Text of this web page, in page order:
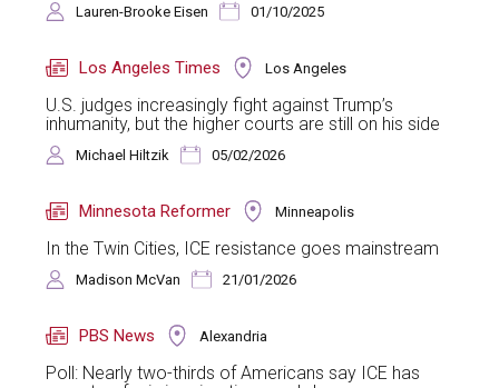
Lauren-Brooke Eisen 01/10/2025
Los Angeles Times Los Angeles
U.S. judges increasingly fight against Trump’s
inhumanity, but the higher courts are still on his side
Michael Hiltzik 05/02/2026
Minnesota Reformer Minneapolis
In the Twin Cities, ICE resistance goes mainstream
Madison McVan 21/01/2026
PBS News Alexandria
Poll: Nearly two-thirds of Americans say ICE has